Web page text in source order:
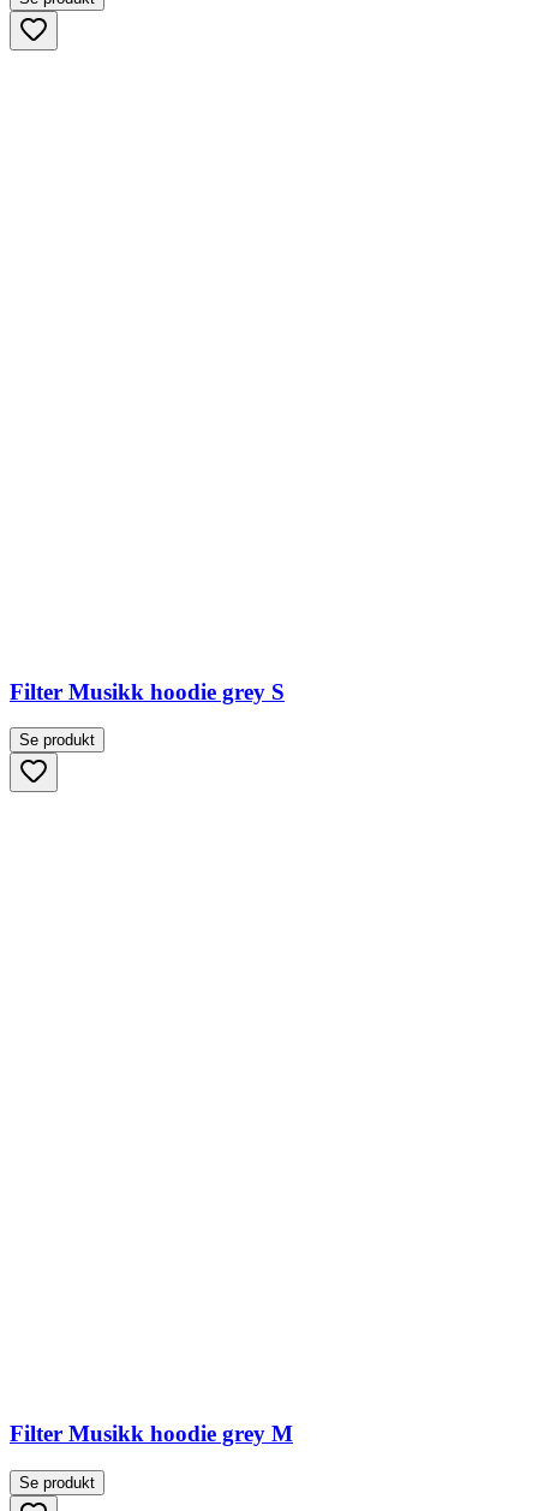
Filter Musikk hoodie grey S
Se produkt
Filter Musikk hoodie grey M
Se produkt